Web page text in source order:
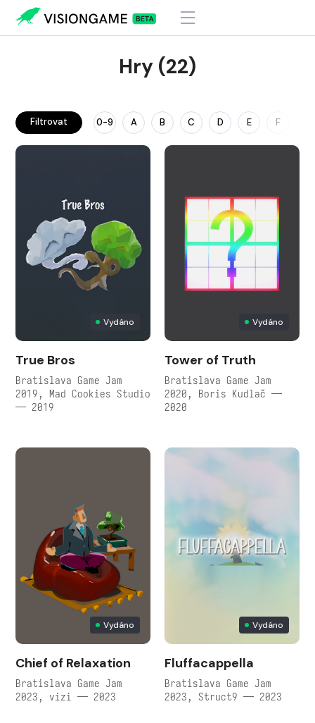
Hry (22)
Filtrovat 0-9 A B C D E F
Vydáno
True Bros
Bratislava Game Jam
2019, Mad Cookies Studio
— 2019
Vydáno
Tower of Truth
Bratislava Game Jam
2020, Boris Kudlač —
2020
Vydáno
Chief of Relaxation
Bratislava Game Jam
2023, vizi — 2023
Vydáno
Fluffacappella
Bratislava Game Jam
2023, Struct9 — 2023